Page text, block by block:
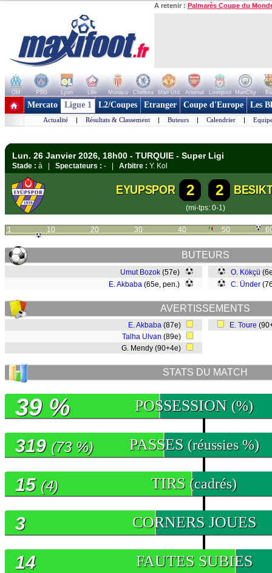
A retenir : Palmarès Coupe du
OM PSG Lyon Lille Monaco Chelsea Man Utd Arsenal Liverpool ManCity
+ de clubs
Mercato Ligue 1 L2/Coupes Etranger Coupe d'Europe Les
Actualité | Résultats & Classement | Buteurs | Calendrier |
Lun. 26 Janvier 2026, 18h00 - TURQUIE - Super Ligi
Stade : à | Spectateurs : - | Arbitre : Y. Kol
EYUPSPOR 2 2
(mi-tps: 0-1)
1 10 20 30 40 50
BUTEURS
Umut Bozok (57e)
E. Akbaba (65e, pen.)
O. Kökçü
C. Ünder
AVERTISSEMENTS
E. Akbaba (87e)
Talha Ulvan (89e)
G. Mendy (90+4e)
E. Toure
STATS DU MATCH
POSSESSION (%)
39 %
PASSES (réussies %)
319 (73 %)
TIRS (cadrés)
15 (4)
CORNERS JOUES
3
FAUTES SUBIES
14